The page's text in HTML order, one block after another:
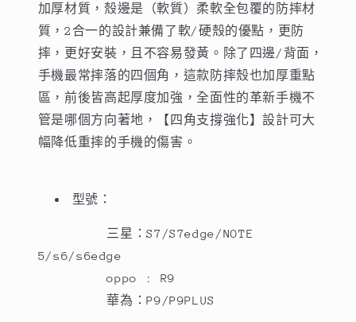
角
包
邊
強
效
抗
衝
量
少
角
包
邊
強
效
抗
衝
增
加厚材質，殼邊是（軟質）柔軟全包覆的防摔材
質，2合一的設計兼備了軟/硬殼的優點，更防
摔，更好安裝，且不容易發黃。除了四邊/背面，
手機最常摔落的四個角，這款防摔殼也加厚重點
區，前後皆高起厚度加強，全面性的革新手機不
管是哪個方向著地，
【 四角支撐強化】設計可大
幅降低重摔的手機的傷害。
型號：
三星：S7/S7edge/NOTE
5/s6/s6edge
oppo : R9
華為：P9/P9PLUS